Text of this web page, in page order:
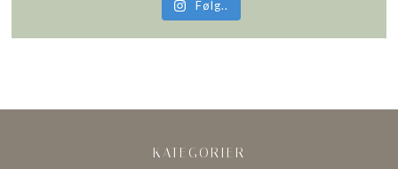
Følg..
KATEGORIER